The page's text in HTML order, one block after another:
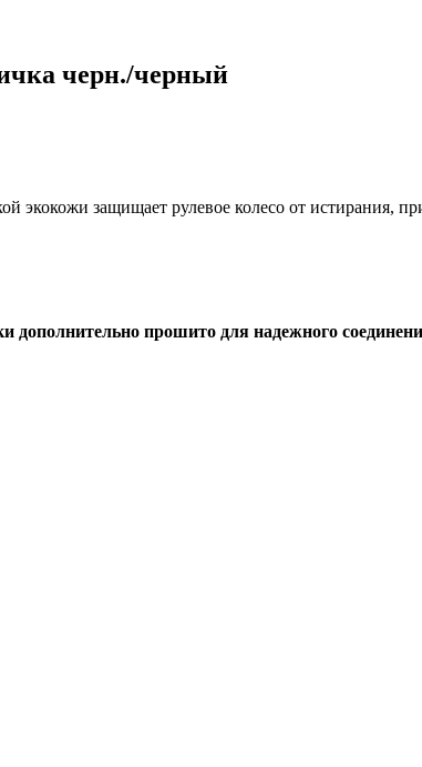
черн./черный
экокожи защищает рулевое колесо от истирания,
дополнительно прошито для надежного